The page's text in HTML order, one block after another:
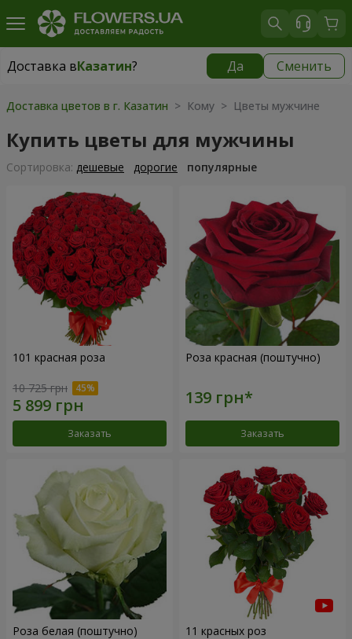
Доставка вКазатин? Да Сменить
Доставка вКазатин|
Доставка цветов в г. Казатин > Кому > Цветы мужчине
Купить цветы для мужчины
Cортировка: дешевые дорогие популярные
101 красная роза
10 725 грн
Заказать
Роза красная (поштучно)
Заказать
Роза белая (поштучно) 11 красных роз